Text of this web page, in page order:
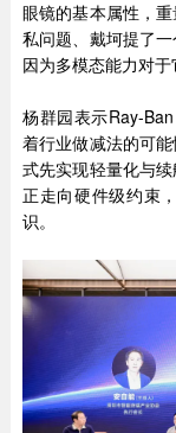
眼镜的基本属性，
私问题、戴坷提了
因为多模态能力对于
杨群园表示Ray-
着行业做减法的可
式先实现轻量化与
正走向硬件级约束
识。